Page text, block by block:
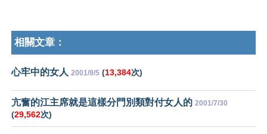
相關文章：
心牢中的女人 2001/9/5 (13,384次)
亢奮的江主席就是這樣分門別類對付女人的 2001/7/30
(29,562次)